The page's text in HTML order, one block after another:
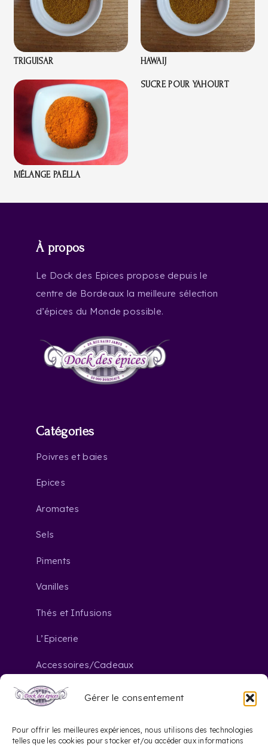
Gérer le consentement
Pour offrir les meilleures expériences, nous utilisons des technologies
telles que les cookies pour stocker et/ou accéder aux informations
TRIGUISAR HAWAIJ
MÉLANGE PAËLLA
SUCRE POUR YAHOURT
À propos
Le Dock des Epices propose depuis le
centre de Bordeaux la meilleure sélection
d’épices du Monde possible.
Catégories
Poivres et baies
Epices
Aromates
Sels
Piments
Vanilles
Thés et Infusions
L’Epicerie
Accessoires/Cadeaux
Nous contacter